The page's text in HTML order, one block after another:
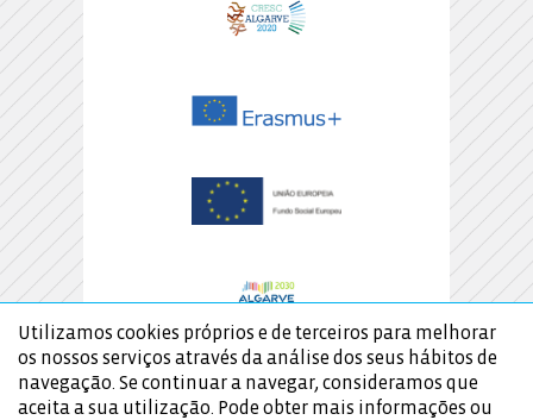
Utilizamos cookies próprios e de terceiros para melhorar
os nossos serviços através da análise dos seus hábitos de
navegação. Se continuar a navegar, consideramos que
aceita a sua utilização. Pode obter mais informações ou